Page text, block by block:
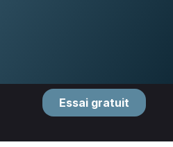
Essai gratuit